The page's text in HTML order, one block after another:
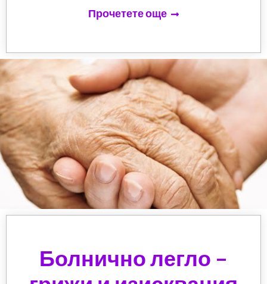
Прочетете още
Болнично легло –